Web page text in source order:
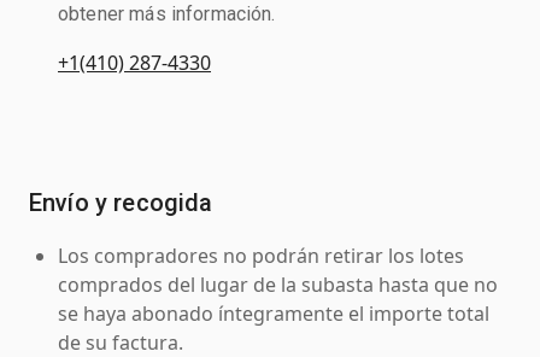
obtener más información.
+1(410) 287-4330
Envío y recogida
Los compradores no podrán retirar los lotes
comprados del lugar de la subasta hasta que no
se haya abonado íntegramente el importe total
de su factura.